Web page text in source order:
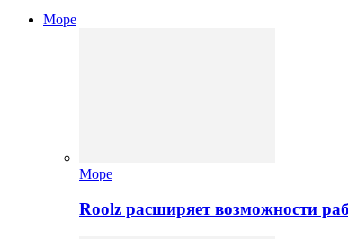
Море
Море
Roolz расширяет возможности